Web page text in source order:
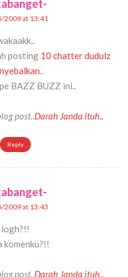
2009 at 13:41
posting 10 chatter dudulz
..
BAZZ BUZZ ini..
post..Darah Janda ituh..
Reply
2009 at 13:43
logh?!!
komenku?!!
post..Darah Janda ituh..